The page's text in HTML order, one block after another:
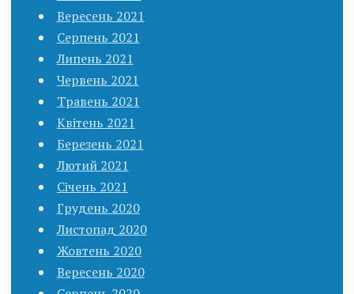
Вересень 2021
Серпень 2021
Липень 2021
Червень 2021
Травень 2021
Квітень 2021
Березень 2021
Лютий 2021
Січень 2021
Грудень 2020
Листопад 2020
Жовтень 2020
Вересень 2020